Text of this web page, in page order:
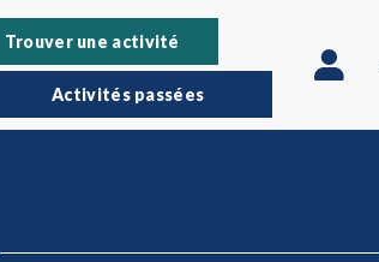
Trouver une activité
Activités passées